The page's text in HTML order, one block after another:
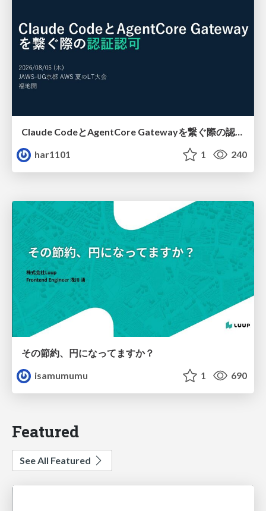
har1101
1 240
その節約、円になってますか？
isamumumu
1 690
Featured
See All Featured